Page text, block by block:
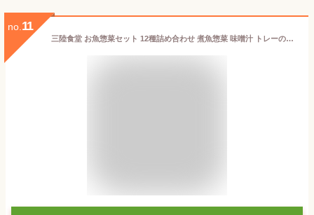
no. 11
三陸食堂 お魚惣菜セット 12種詰め合わせ 煮魚惣菜 味噌汁 トレーのままレンジOK 骨まで柔らか 惣菜 魚 レトルト ご飯のおとも おかず おつまみ 常温保存 一人暮らし ギフト 贈り物 グルメ さんま 秋刀魚 かつお 鰹 敬老の日 お中元